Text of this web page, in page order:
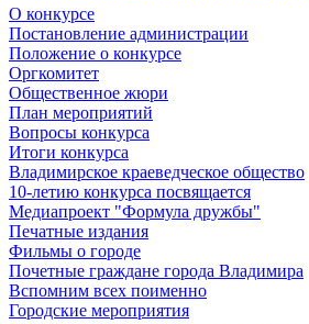
О конкурсе
Постановление администрации
Положение о конкурсе
Оргкомитет
Общественное жюри
План мероприятий
Вопросы конкурса
Итоги конкурса
Владимирское краеведческое общество
10-летию конкурса посвящается
Медиапроект "Формула дружбы"
Печатные издания
Фильмы о городе
Почетные граждане города Владимира
Вспомним всех поименно
Городские мероприятия